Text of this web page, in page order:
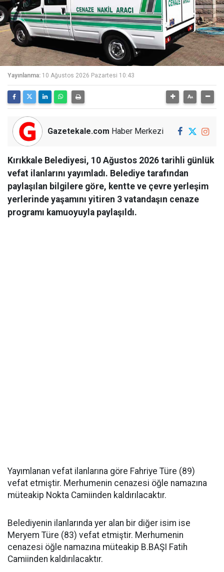
Yayınlanma: 10 Ağustos 2026 Pazartesi 10:43
Gazetekale.com Haber Merkezi
Kırıkkale Belediyesi, 10 Ağustos 2026 tarihli günlük
vefat ilanlarını yayımladı. Belediye tarafından
paylaşılan bilgilere göre, kentte ve çevre yerleşim
yerlerinde yaşamını yitiren 3 vatandaşın cenaze
programı kamuoyuyla paylaşıldı.
Yayımlanan vefat ilanlarına göre Fahriye Türe (89)
vefat etmiştir. Merhumenin cenazesi öğle namazına
müteakip Nokta Camiinden kaldırılacaktır.
Belediyenin ilanlarında yer alan bir diğer isim ise
Meryem Türe (83) vefat etmiştir. Merhumenin
cenazesi öğle namazına müteakip B.BAŞI Fatih
Camiinden kaldırılacaktır.